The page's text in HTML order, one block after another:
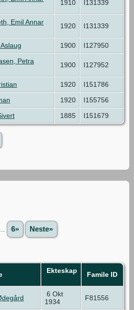
1910 I131339
Emil Annar
1920 I131339
1900 I127950
Petra
1900 I127952
1920
I151786
1920
I155756
1885 I151679
6» Neste»
Ekteskap Famile ID
6 Okt
1934
F81556